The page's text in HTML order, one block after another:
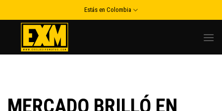
to
Estás en Colombia
MERCADO BRILLÓ EN